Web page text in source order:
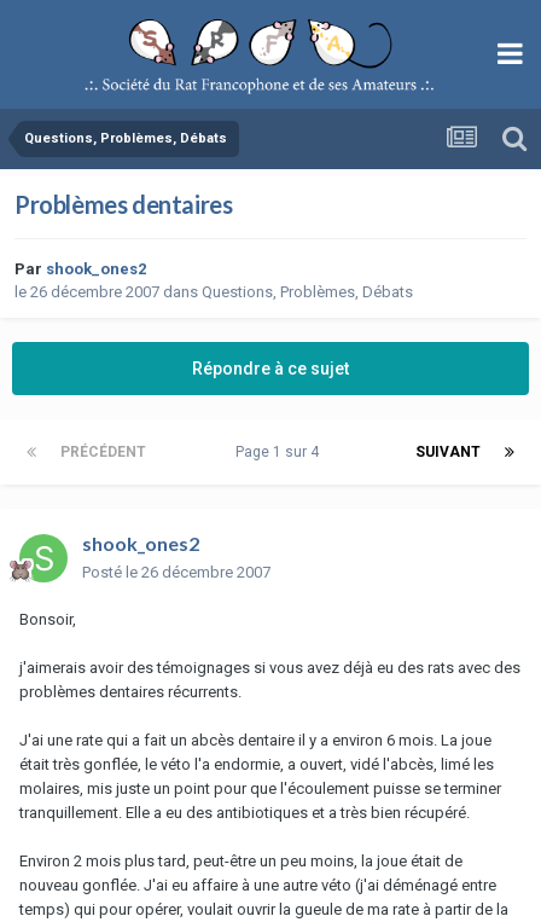
Questions, Problèmes, Débats
Problèmes dentaires
Par shook_ones2
le 26 décembre 2007 dans Questions, Problèmes, Débats
Répondre à ce sujet
PRÉCÉDENT SUIVANT
Page 1 sur 4
shook_ones2
Posté le 26 décembre 2007
Bonsoir,
j'aimerais avoir des témoignages si vous avez déjà eu des rats avec des
problèmes dentaires récurrents.
J'ai une rate qui a fait un abcès dentaire il y a environ 6 mois. La joue
était très gonflée, le véto l'a endormie, a ouvert, vidé l'abcès, limé les
molaires, mis juste un point pour que l'écoulement puisse se terminer
tranquillement. Elle a eu des antibiotiques et a très bien récupéré.
Environ 2 mois plus tard, peut-être un peu moins, la joue était de
nouveau gonflée. J'ai eu affaire à une autre véto (j'ai déménagé entre
temps) qui pour opérer, voulait ouvrir la gueule de ma rate à partir de la